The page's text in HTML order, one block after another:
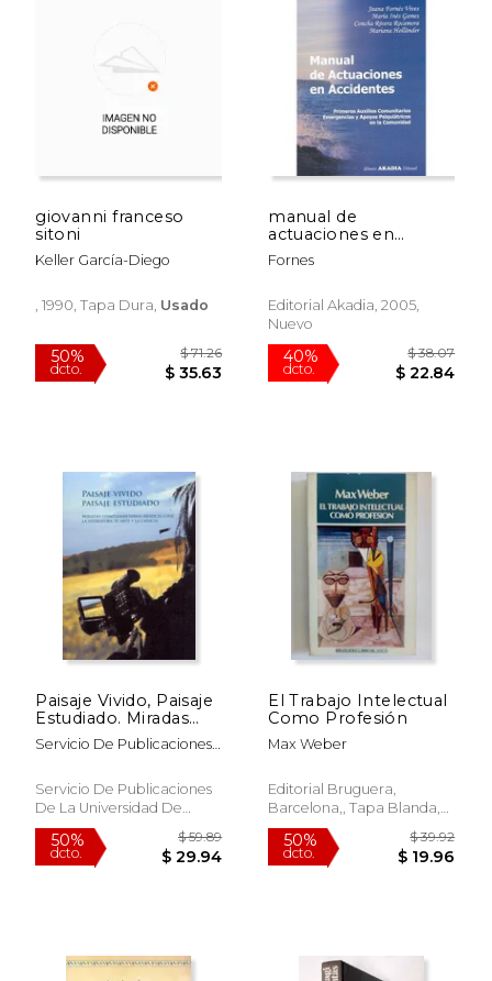
dcto. $ 34.03 dcto.
50%
dcto.
$ 35.07
$ 17.53
50%
dcto.
giovanni franceso
sitoni
Keller García-Diego
, 1990, Tapa Dura, Usado
manual de
actuaciones en
accidentes
Fornes
Editorial Akadia, 2005,
Nuevo
Paisaje Vivido, Paisaje
Estudiado. Miradas
Complementarias
Desde el Cine, la
Ciencia
Servicio De Publicaciones
Córdoba Y Consejerñia De
Medio Ambiente De La
Junta De Andalucía
Servicio De Publicaciones
De La Universidad De
Córdoba, 2009, 1 Edición,
Tapa Blanda, Nuevo
El Trabajo Intelectual
Como Profesión
Max Weber
Editorial Bruguera,
Barcelona,, Tapa Blanda,
Usado